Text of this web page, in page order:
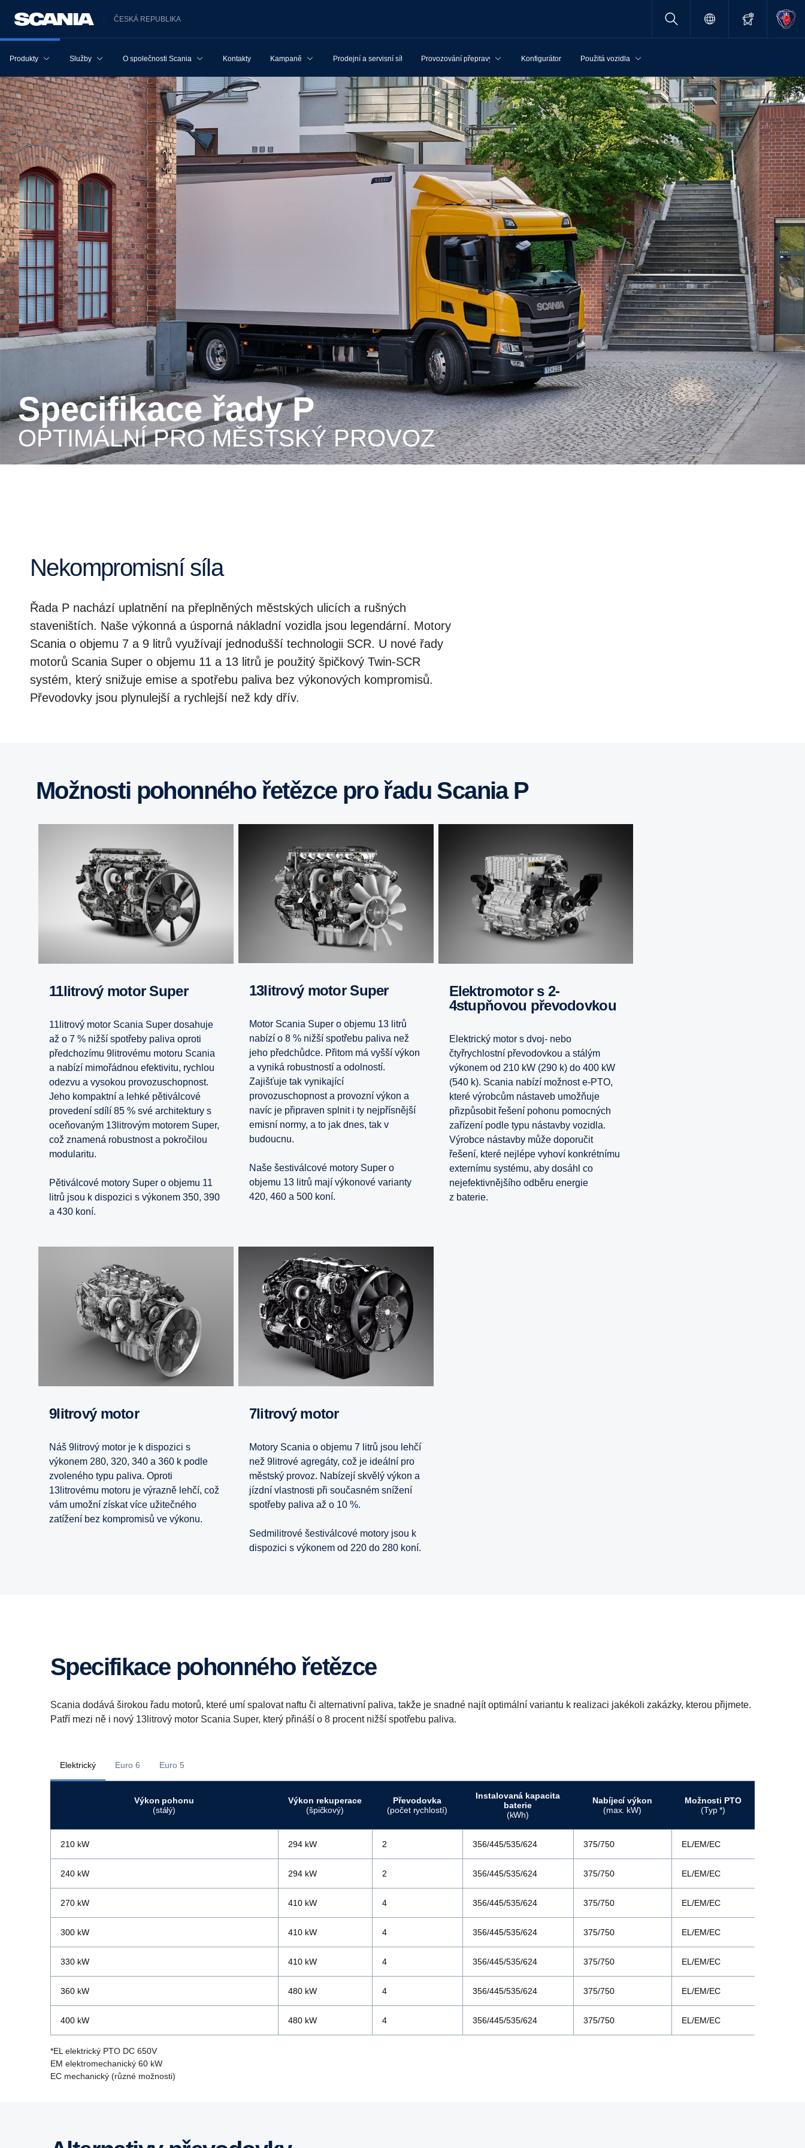
ČESKÁ REPUBLIKA
Produkty Služby O společnosti Scania Kontakty Kampaně Prodejní a servisní síť Provozování přepravy Konfigurátor Použitá vozidla
Specifikace řady P
OPTIMÁLNÍ PRO MĚSTSKÝ PROVOZ
Nekompromisní síla
Řada P nachází uplatnění na přeplněných městských ulicích a rušných
staveništích. Naše výkonná a úsporná nákladní vozidla jsou legendární. Motory
Scania o objemu 7 a 9 litrů využívají jednodušší technologii SCR. U nové řady
motorů Scania Super o objemu 11 a 13 litrů je použitý špičkový Twin-SCR
systém, který snižuje emise a spotřebu paliva bez výkonových kompromisů.
Převodovky jsou plynulejší a rychlejší než kdy dřív.
Možnosti pohonného řetězce pro řadu Scania P
11litrový motor Super
11litrový motor Scania Super dosahuje
až o 7 % nižší spotřeby paliva oproti
předchozímu 9litrovému motoru Scania
a nabízí mimořádnou efektivitu, rychlou
odezvu a vysokou provozuschopnost.
Jeho kompaktní a lehké pětiválcové
provedení sdílí 85 % své architektury s
oceňovaným 13litrovým motorem Super,
což znamená robustnost a pokročilou
modularitu.
Pětiválcové motory Super o objemu 11
litrů jsou k dispozici s výkonem 350, 390
a 430 koní.
13litrový motor Super
Motor Scania Super o objemu 13 litrů
nabízí o 8 % nižší spotřebu paliva než
jeho předchůdce. Přitom má vyšší výkon
a vyniká robustností a odolností.
Zajišťuje tak vynikající
provozuschopnost a provozní výkon a
navíc je připraven splnit i ty nejpřísnější
emisní normy, a to jak dnes, tak v
budoucnu.
Naše šestiválcové motory Super o
objemu 13 litrů mají výkonové varianty
420, 460 a 500 koní.
Elektromotor s 2-
4stupňovou převodovkou
Elektrický motor s dvoj- nebo
čtyřrychlostní převodovkou a stálým
výkonem od 210 kW (290 k) do 400 kW
(540 k). Scania nabízí možnost e-PTO,
které výrobcům nástaveb umožňuje
přizpůsobit řešení pohonu pomocných
zařízení podle typu nástavby vozidla.
Výrobce nástavby může doporučit
řešení, které nejlépe vyhoví konkrétnímu
externímu systému, aby dosáhl co
nejefektivnějšího odběru energie
z baterie.
9litrový motor
Náš 9litrový motor je k dispozici s
výkonem 280, 320, 340 a 360 k podle
zvoleného typu paliva. Oproti
13litrovému motoru je výrazně lehčí, což
vám umožní získat více užitečného
zatížení bez kompromisů ve výkonu.
7litrový motor
Motory Scania o objemu 7 litrů jsou lehčí
než 9litrové agregáty, což je ideální pro
městský provoz. Nabízejí skvělý výkon a
jízdní vlastnosti při současném snížení
spotřeby paliva až o 10 %.
Sedmilitrové šestiválcové motory jsou k
dispozici s výkonem od 220 do 280 koní.
Specifikace pohonného řetězce
Scania dodává širokou řadu motorů, které umí spalovat naftu či alternativní paliva, takže je snadné najít optimální variantu k realizaci jakékoli zakázky, kterou přijmete.
Patří mezi ně i nový 13litrový motor Scania Super, který přináší o 8 procent nižší spotřebu paliva.
Elektrický Euro 6 Euro 5
Výkon pohonu
(stálý)
Výkon rekuperace
(špičkový)
Převodovka
(počet rychlostí)
Instalovaná kapacita
baterie
(kWh)
Nabíjecí výkon
(max. kW)
Možnosti PTO
(Typ *)
210 kW 294 kW 2 356/445/535/624 375/750 EL/EM/EC
240 kW 294 kW 2 356/445/535/624 375/750 EL/EM/EC
270 kW 410 kW 4 356/445/535/624 375/750 EL/EM/EC
300 kW 410 kW 4 356/445/535/624 375/750 EL/EM/EC
330 kW 410 kW 4 356/445/535/624 375/750 EL/EM/EC
360 kW 480 kW 4 356/445/535/624 375/750 EL/EM/EC
400 kW 480 kW 4 356/445/535/624 375/750 EL/EM/EC
*EL elektrický PTO DC 650V
EM elektromechanický 60 kW
EC mechanický (různé možnosti)
Super 11 litrů